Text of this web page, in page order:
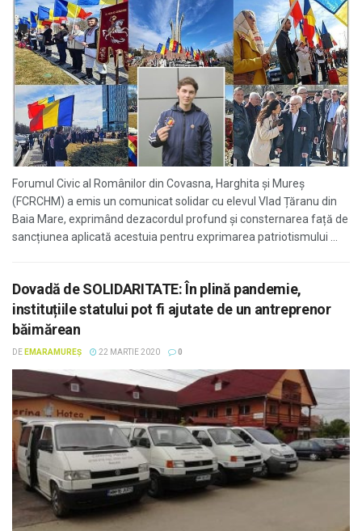
Forumul Civic al Românilor din Covasna, Harghita și Mureș
(FCRCHM) a emis un comunicat solidar cu elevul Vlad Țăranu din
Baia Mare, exprimând dezacordul profund și consternarea față de
sancțiunea aplicată acestuia pentru exprimarea patriotismului ...
Dovadă de SOLIDARITATE: În plină pandemie,
instituțiile statului pot fi ajutate de un antreprenor
băimărean
DE EMARAMUREȘ 22 MARTIE 2020 0